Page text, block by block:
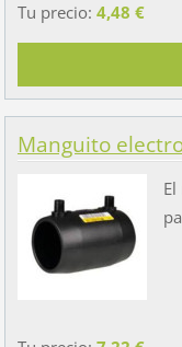
Tu precio: 4,48 €
Manguito